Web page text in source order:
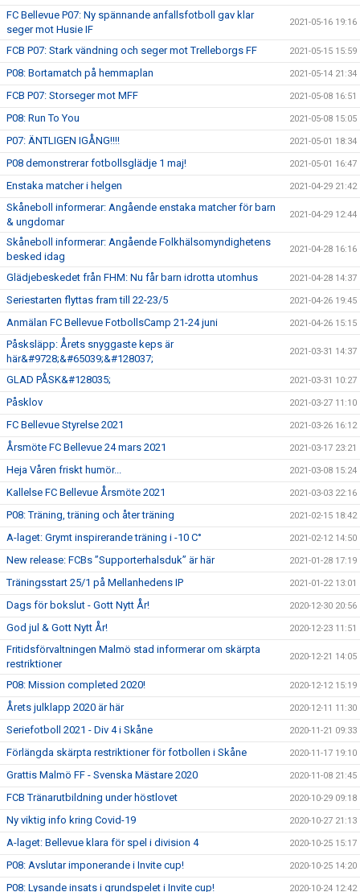
FC Bellevue P07: Ny spännande anfallsfotboll gav klar
seger mot Husie IF
2021-05-16 19:16
FCB P07: Stark vändning och seger mot Trelleborgs FF 2021-05-15 15:59
P08: Bortamatch på hemmaplan 2021-05-14 21:34
FCB P07: Storseger mot MFF 2021-05-08 16:51
P08: Run To You 2021-05-08 15:05
P07: ÄNTLIGEN IGÅNG!!!! 2021-05-01 18:34
P08 demonstrerar fotbollsglädje 1 maj! 2021-05-01 16:47
Enstaka matcher i helgen 2021-04-29 21:42
Skåneboll informerar: Angående enstaka matcher för barn
& ungdomar
2021-04-29 12:44
Skåneboll informerar: Angående Folkhälsomyndighetens
besked idag
2021-04-28 16:16
Glädjebeskedet från FHM: Nu får barn idrotta utomhus 2021-04-28 14:37
Seriestarten flyttas fram till 22-23/5 2021-04-26 19:45
Anmälan FC Bellevue FotbollsCamp 21-24 juni 2021-04-26 15:15
Påsksläpp: Årets snyggaste keps är
här&#9728;&#65039;&#128037;
2021-03-31 14:37
GLAD PÅSK&#128035; 2021-03-31 10:27
Påsklov 2021-03-27 11:10
FC Bellevue Styrelse 2021 2021-03-26 16:12
Årsmöte FC Bellevue 24 mars 2021 2021-03-17 23:21
Heja Våren friskt humör... 2021-03-08 15:24
Kallelse FC Bellevue Årsmöte 2021 2021-03-03 22:16
P08: Träning, träning och åter träning 2021-02-15 18:42
A-laget: Grymt inspirerande träning i -10 C° 2021-02-12 14:50
New release: FCBs ”Supporterhalsduk” är här 2021-01-28 17:19
Träningsstart 25/1 på Mellanhedens IP 2021-01-22 13:01
Dags för bokslut - Gott Nytt År! 2020-12-30 20:56
God jul & Gott Nytt År! 2020-12-23 11:51
Fritidsförvaltningen Malmö stad informerar om skärpta
restriktioner
2020-12-21 14:05
P08: Mission completed 2020! 2020-12-12 15:19
Årets julklapp 2020 är här 2020-12-11 11:30
Seriefotboll 2021 - Div 4 i Skåne 2020-11-21 09:33
Förlängda skärpta restriktioner för fotbollen i Skåne 2020-11-17 19:10
Grattis Malmö FF - Svenska Mästare 2020 2020-11-08 21:45
FCB Tränarutbildning under höstlovet 2020-10-29 09:18
Ny viktig info kring Covid-19 2020-10-27 21:13
A-laget: Bellevue klara för spel i division 4 2020-10-25 15:17
P08: Avslutar imponerande i Invite cup! 2020-10-25 14:20
P08: Lysande insats i grundspelet i Invite cup! 2020-10-24 12:42